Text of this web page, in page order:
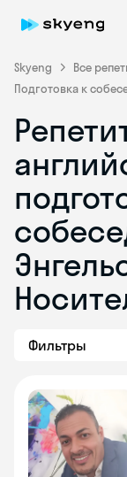
Skyeng Все
Подготовка к
Фильтры
Skyeng